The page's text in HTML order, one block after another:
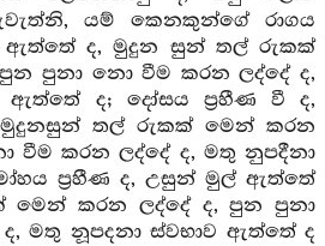
යම් කෙනකුන්ගේ රාගය
ඇත්තේ ද, මුදුන සුන් තල් රුකක්
පුනා නො වීම කරන ලද්දේ ද,
ඇත්තේ ද; දෝසය ප්‍රහීණ වී ද,
තල් රුකක් මෙන් කරන
වීම කරන ලද්දේ ද, මතු නුපදීනා
ප්‍රහීණ ද, උසුන් මුල් ඇත්තේ
කරන ලද්දේ ද, පුන පුනා
මතු නූපදනා ස්වභාව ඇත්තේ ද